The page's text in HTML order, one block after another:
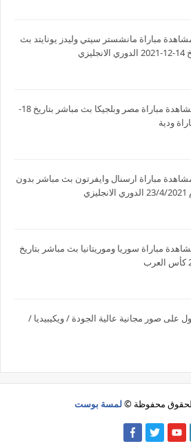
مباراة مانشستر سيتي وليدز يونايتد بث
بث مبآشرمشاهدة مباراة مصر وبلجيكا بث مباشر بتاريخ 18-
مباراة ارسنال وايفرتون بث مباشر بدون
مباراة سوريا وموريتانيا بث مباشر بتاريخ
على صور مجانية عالية الجودة / ويكيبيديا /
محفوظة ©لمسة بوست